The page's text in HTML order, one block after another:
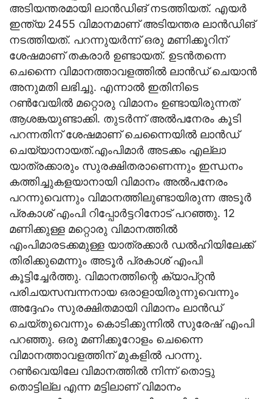
അടിയന്തരമായി ലാൻഡിങ് നടത്തിയത്. എയർ
ഇന്ത്യ 2455 വിമാനമാണ് അടിയന്തര ലാൻഡിങ്
നടത്തിയത്. പറന്നുയർന്ന് ഒരു മണിക്കൂറിന്
ശേഷമാണ് തകരാർ ഉണ്ടായത്. ഉടൻതന്നെ
ചെന്നൈ വിമാനത്താവളത്തിൽ ലാൻഡ് ചെയാൻ
അനുമതി ലഭിച്ചു. എന്നാൽ ഇതിനിടെ
റൺവേയിൽ മറ്റൊരു വിമാനം ഉണ്ടായിരുന്നത്
ആശങ്കയുണ്ടാക്കി. തുടർന്ന് അൽപനേരം കൂടി
പറന്നതിന് ശേഷമാണ് ചെന്നൈയിൽ ലാൻഡ്
ചെയ്യാനായത്.എംപിമാർ അടക്കം എല്ലാ
യാത്രക്കാരും സുരക്ഷിതരാണെന്നും ഇന്ധനം
കത്തിച്ചുകളയാനായി വിമാനം അൽപനേരം
പറന്നുവെന്നും വിമാനത്തിലുണ്ടായിരുന്ന അടൂർ
പ്രകാശ് എംപി റിപ്പോർട്ടറിനോട് പറഞ്ഞു. 12
മണിക്കുള്ള മറ്റൊരു വിമാനത്തിൽ
എംപിമാരടക്കമുള്ള യാത്രക്കാർ ഡൽഹിയിലേക്ക്
തിരിക്കുമെന്നും അടൂർ പ്രകാശ് എംപി
കൂട്ടിച്ചേർത്തു. വിമാനത്തിന്റെ ക്യാപ്റ്റൻ
പരിചയസമ്പന്നനായ ഒരാളായിരുന്നുവെന്നും
അദ്ദേഹം സുരക്ഷിതമായി വിമാനം ലാൻഡ്
ചെയ്തുവെന്നും കൊടിക്കുന്നിൽ സുരേഷ് എംപി
പറഞ്ഞു. ഒരു മണിക്കൂറോളം ചെന്നൈ
വിമാനത്താവളത്തിന് മുകളിൽ പറന്നു.
റൺവെയിലേ വിമാനത്തിൽ നിന്ന് തൊട്ടു
തൊട്ടില്ല എന്ന മട്ടിലാണ് വിമാനം